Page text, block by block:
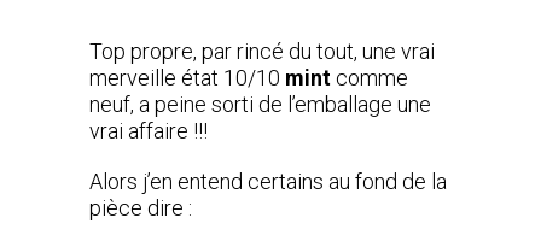
Top propre, par rincé du tout, une vrai
merveille état 10/10 mint comme
neuf, a peine sorti de l’emballage une
vrai affaire !!!
Alors j’en entend certains au fond de la
pièce dire :